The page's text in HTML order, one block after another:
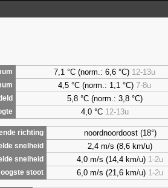
7,1 °C (norm.: 6,6 °C) 12-13u
4,5 °C (norm.: 1,1 °C)7-8u
5,8 °C (norm.: 3,8 °C)
4,0 °C 12-13u
richting
noordnoordoost (18°)
snelheid 2,4 m/s (8,6 km/u)
snelheid 4,0 m/s (14,4 km/u) 1-2u
stoot 6,0 m/s (21,6 km/u) 1-2u